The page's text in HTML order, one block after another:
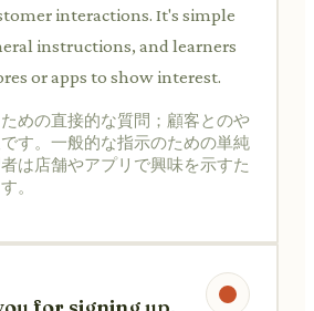
interactions. It's simple
instructions, and learners
or apps to show interest.
めの直接的な質問；顧客とのや
す。一般的な指示のための単純
は店舗やアプリで興味を示すた
。